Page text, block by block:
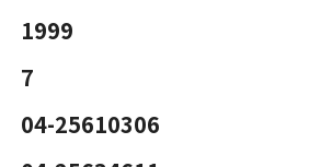
1999
7
04-25610306